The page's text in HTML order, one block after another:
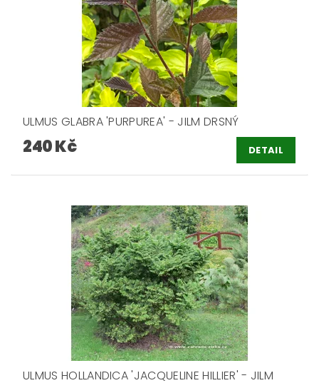
ULMUS GLABRA 'PURPUREA' - JILM DRSNÝ
240 Kč DETAIL
ULMUS HOLLANDICA 'JACQUELINE HILLIER' - JILM